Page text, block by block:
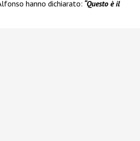
hanno dichiarato: “Questo è il